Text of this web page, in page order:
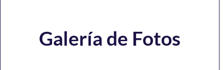
Galería de Fotos